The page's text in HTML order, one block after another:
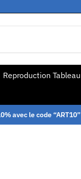
Reproduction Tableau
avec le code “ART10”